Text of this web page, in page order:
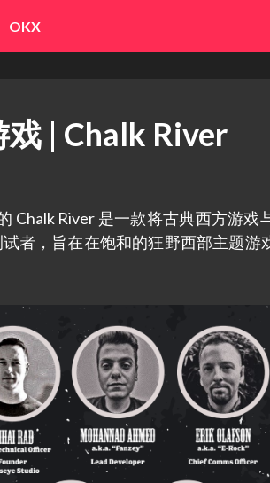
OKX
| Chalk River
Chalk River 是一款将古典西方游戏
者，旨在在饱和的狂野西部主题游